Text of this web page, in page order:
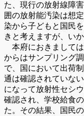
た、現行の放射線障
囲の放射能汚染は想
染から子どもと国民
きと考えますが、いか
本府におきましては
からはサンプリング
で、国において出荷
通は確認されていな
になって放射性セシ
確認され、学校給食
た。その結果、国民